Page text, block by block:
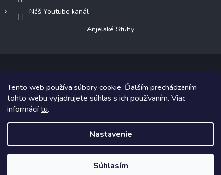
Tento web používa súbory cookie. Ďalším prechádzaním
tohto webu vyjadrujete súhlas s ich používaním. Viac
informáciítu.
Nastavenie
Súhlasím
Náš Youtube kanál
Anjelské Stuhy
Copyright 2026Anjelské Stuhy. Všetky práva vyhradené.
Grafický návrh vytvoril a na Shoptet implementoval
Shoptetak.cz.
Vytvoril Shoptet